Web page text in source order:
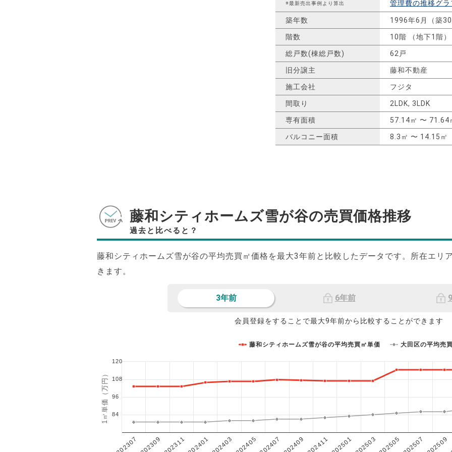
※最新売出事例より算出
管理費の推移グラ
築年数 1996年6月（築30
階数 10階 （地下1階）
総戸数(棟総戸数) 62戸
旧分譲主 藤和不動産
施工会社 フジタ
間取り 2LDK, 3LDK
専有面積 57.14㎡ 〜 71.64
バルコニー面積 8.3㎡ 〜 14.15㎡
藤和シティホームズ雪が谷の売買価格推移
過去と比べると？
藤和シティホームズ雪が谷の平均売買㎡価格を最大3年前と比較したデータです。所在エリ
きます。
3年前 6年前
会員登録をすることで最大9年前から比較することができます
1㎡単価（万円）
藤和シティホームズ雪が谷の平均売買㎡単価 大田区の平均売
202307 202309 202311202401202403 202405202407 202409 202411202501202503202505 202507 202509
84
96
108
120